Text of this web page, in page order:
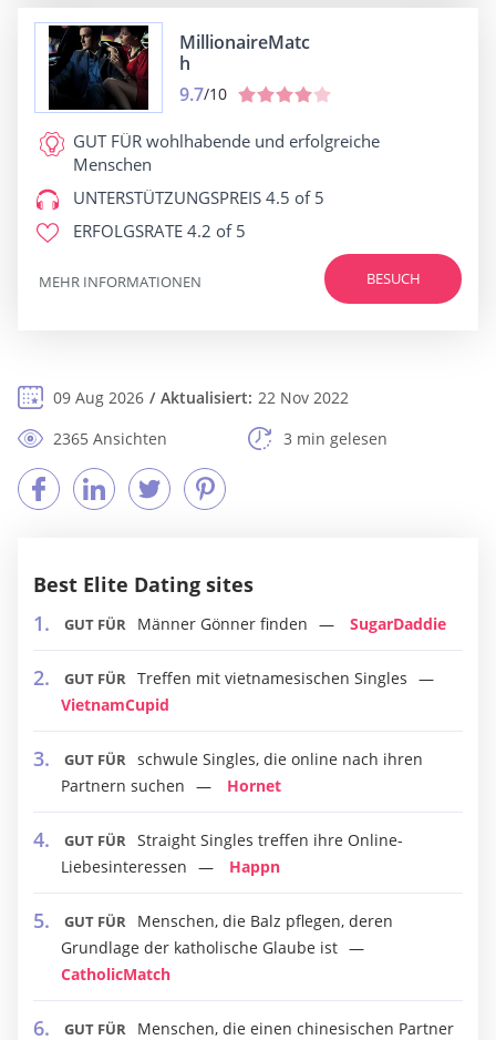
MillionaireMatc
h
9.7/10
GUT FÜR wohlhabende und erfolgreiche
Menschen
UNTERSTÜTZUNGSPREIS 4.5 of 5
ERFOLGSRATE 4.2 of 5
BESUCH
MEHR INFORMATIONEN
09 Aug 2026 Aktualisiert: 22 Nov 2022
2365 Ansichten
3 min gelesen
Best Elite Dating sites
GUT FÜR Männer Gönner finden SugarDaddie
GUT FÜR Treffen mit vietnamesischen Singles
VietnamCupid
GUT FÜR schwule Singles, die online nach ihren
Partnern suchen
Hornet
GUT FÜR Straight Singles treffen ihre Online-
Liebesinteressen
Happn
GUT FÜR
Menschen, die Balz pflegen, deren
Grundlage der katholische Glaube ist
CatholicMatch
GUT FÜR
Menschen, die einen chinesischen Partner